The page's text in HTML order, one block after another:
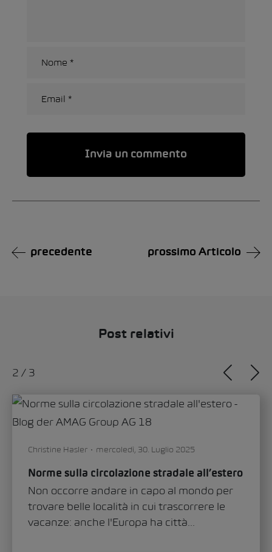
precedente prossimo Articolo
Post relativi
2 / 3
Christine Hasler mercoledì, 30. Luglio 2025
Norme sulla circolazione stradale all’estero
Non occorre andare in capo al mondo per
trovare belle località in cui trascorrere le
vacanze: anche l'Europa ha città...